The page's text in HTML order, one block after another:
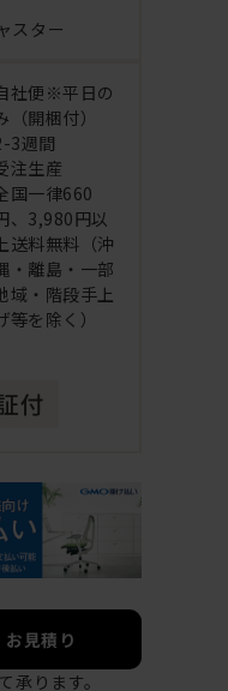
スター
社便※平日の
（開梱付）
3週間
注生産
国一律660
、3,980円以
送料無料（沖
・離島・一部
域・階段手上
等を除く）
見積り
承ります。